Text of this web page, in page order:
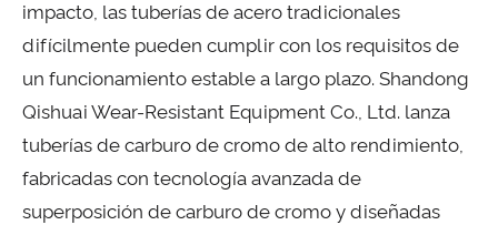
impacto, las tuberías de acero tradicionales
difícilmente pueden cumplir con los requisitos de
un funcionamiento estable a largo plazo. Shandong
Qishuai Wear-Resistant Equipment Co., Ltd. lanza
tuberías de carburo de cromo de alto rendimiento,
fabricadas con tecnología avanzada de
superposición de carburo de cromo y diseñadas